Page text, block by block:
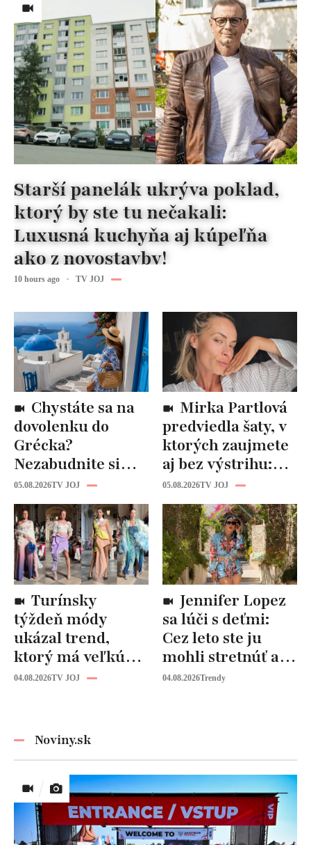
Starší panelák ukrýva poklad,
ktorý by ste tu nečakali:
Luxusná kuchyňa aj kúpeľňa
ako z novostavby!
10 hours ago TV JOJ
dovolenku do
Grécka?
Nezabudnite si
odtiaľ uloviť tieto
štýlové kúsky
05.08.2026TV JOJ
predviedla šaty, v
ktorých zaujmete
aj bez výstrihu:
Ich čaro je v tomto
detaile
05.08.2026TV JOJ
týždeň módy
ukázal trend,
ktorý má veľkú
budúcnosť: Počuli
04.08.2026TV JOJ
sa lúči s deťmi:
Cez leto ste ju
mohli stretnúť aj
vy!
04.08.2026Trendy
Noviny.sk